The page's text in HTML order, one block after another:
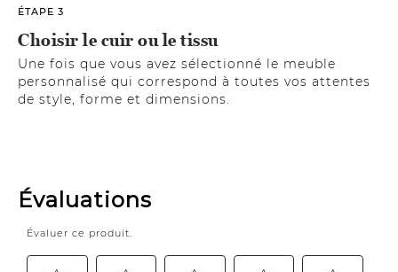
ÉTAPE 3
Choisir le cuir ou le tissu
Une fois que vous avez sélectionné le meuble
personnalisé qui correspond à toutes vos attentes
de style, forme et dimensions.